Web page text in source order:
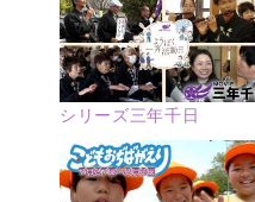
シリーズ三年千日